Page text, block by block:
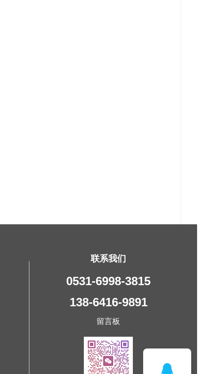
联系我们
0531-6998-3815
138-6416-9891
留言板